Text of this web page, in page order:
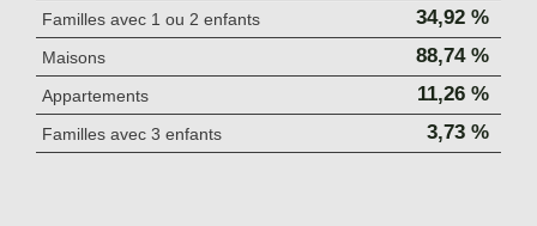
Familles avec 1 ou 2 enfants 34,92 %
Maisons 88,74 %
Appartements 11,26 %
Familles avec 3 enfants 3,73 %